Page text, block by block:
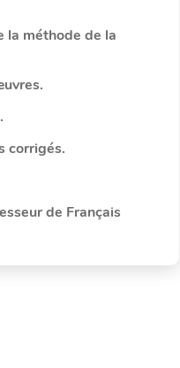
la méthode de la
corrigés.
de Français